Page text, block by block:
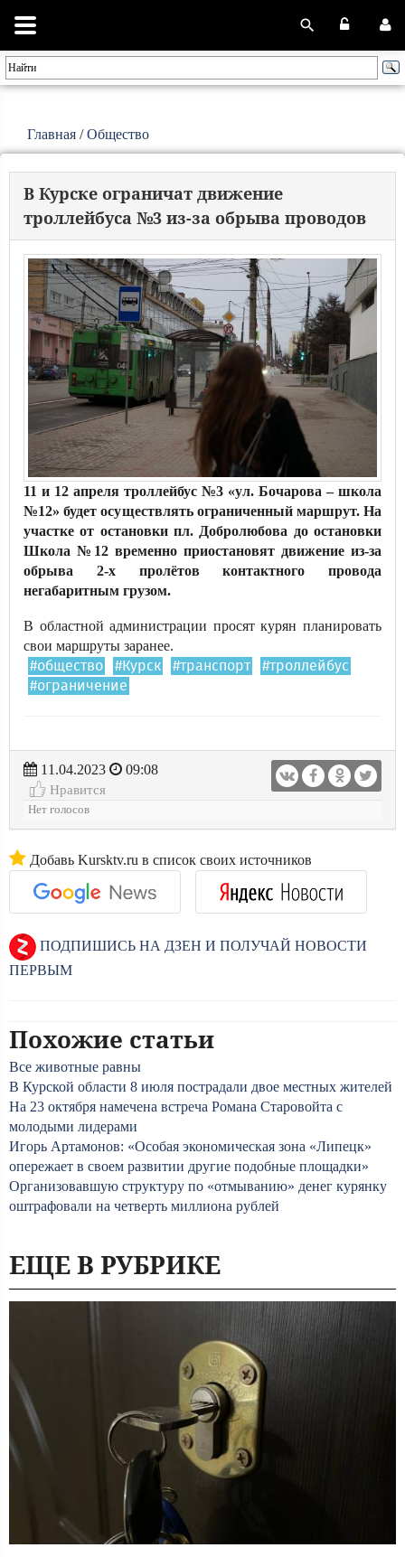
Главная /Общество
В Курске ограничат движение
троллейбуса №3 из-за обрыва проводов
11 и 12 апреля троллейбус №3 «ул. Бочарова – школа
№12» будет осуществлять ограниченный маршрут. На
участке от остановки пл. Добролюбова до остановки
Школа №12 временно приостановят движение из-за
обрыва 2-х пролётов контактного провода
негабаритным грузом.
В областной администрации просят курян планировать
свои маршруты заранее.
#общество #Курск #транспорт
#троллейбус
#ограничение
11.04.2023
09:08
Нравится
Нет голосов
Добавь Kursktv.ru в список своих источников
ПОДПИШИСЬ НА ДЗЕН И ПОЛУЧАЙ НОВОСТИ
ПЕРВЫМ
Похожие статьи
Все животные равны
В Курской области 8 июля пострадали двое местных жителей
На 23 октября намечена встреча Романа Старовойта с
молодыми лидерами
Игорь Артамонов: «Особая экономическая зона «Липецк»
опережает в своем развитии другие подобные площадки»
Организовавшую структуру по «отмыванию» денег курянку
оштрафовали на четверть миллиона рублей
ЕЩЕ В РУБРИКЕ